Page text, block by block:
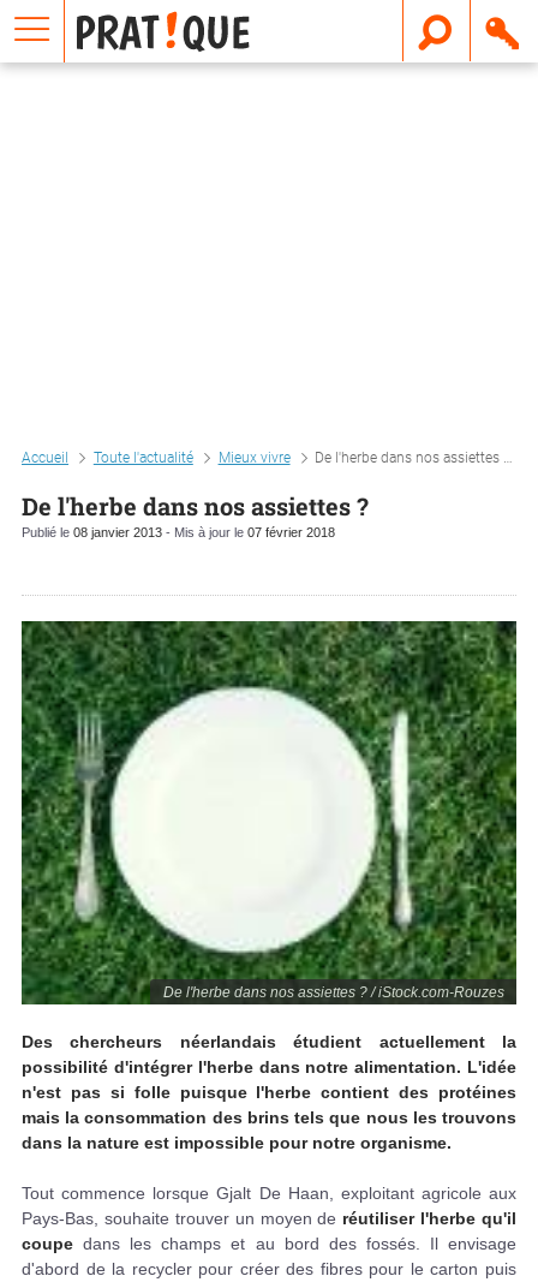
Accueil Toute l'actualité Mieux vivre De l'herbe dans nos assiettes ?
De l'herbe dans nos assiettes ?
Publié le 08 janvier 2013 - Mis à jour le 07 février 2018
De l'herbe dans nos assiettes ? / iStock.com-Rouzes
Des chercheurs néerlandais étudient actuellement la
possibilité d'intégrer l'herbe dans notre alimentation. L'idée
n'est pas si folle puisque l'herbe contient des protéines
mais la consommation des brins tels que nous les trouvons
dans la nature est impossible pour notre organisme.
Tout commence lorsque Gjalt De Haan, exploitant agricole aux
Pays-Bas, souhaite trouver un moyen de réutiliser l'herbe qu'il
coupe dans les champs et au bord des fossés. Il envisage
d'abord de la recycler pour créer des fibres pour le carton puis
E
m
a